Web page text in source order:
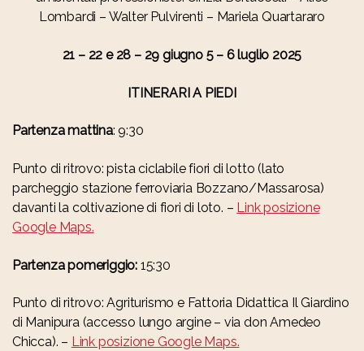
Lombardi – Walter Pulvirenti – Mariela Quartararo
21 – 22 e 28 – 29 giugno 5 – 6 luglio 2025
ITINERARI A PIEDI
Partenza mattina: 9:30
Punto di ritrovo: pista ciclabile fiori di lotto (lato
parcheggio stazione ferroviaria Bozzano/Massarosa)
davanti la coltivazione di fiori di loto. – Link posizione
Google Maps.
Partenza pomeriggio: 15:30
Punto di ritrovo: Agriturismo e Fattoria Didattica Il Giardino
di Manipura (accesso lungo argine – via don Amedeo
Chicca). – Link posizione Google Maps.